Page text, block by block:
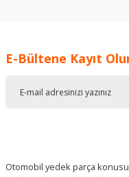
Ürün resmi kalitesiz,
E-Bültene Kayıt
Otomobil yedek parça